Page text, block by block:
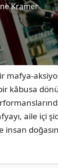
Kramer
mafya-
kâbusa
aile içi
insan